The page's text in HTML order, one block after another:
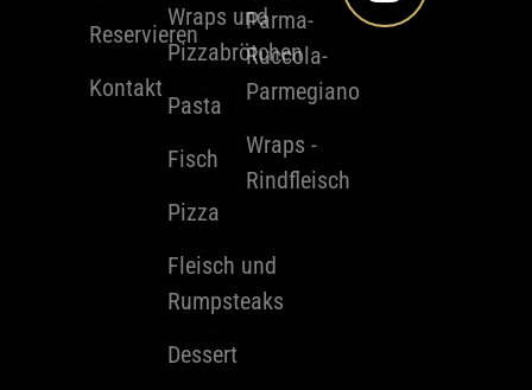
Reservieren
Kontakt
Wraps und
Pizzabrötchen
Pasta
Fisch
Pizza
Fleisch und
Rumpsteaks
Dessert
Parma-
Ruccola-
Parmegiano
Wraps -
Rindfleisch